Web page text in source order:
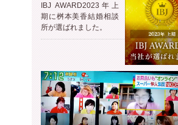
IBJ AWARD2023年上
期に桝本美香結婚相談
所が選ばれました。